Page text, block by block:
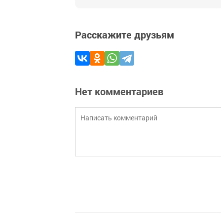
Расскажите друзьям
Нет комментариев